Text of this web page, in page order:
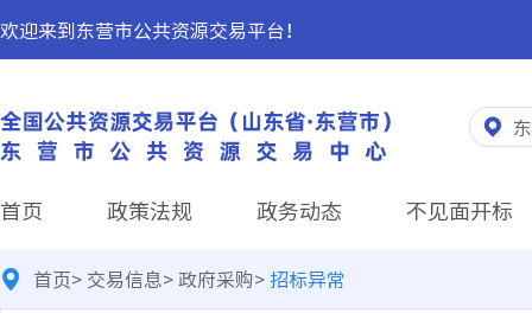
欢迎来到东营市公共资源交易平台！
首页 政策法规 政务动态 不见面开标
首页> 交易信息>政府采购>招标异常